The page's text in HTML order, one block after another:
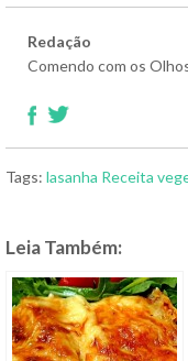
Redação
Comendo com os
Tags: lasanha Receita
Leia Também: